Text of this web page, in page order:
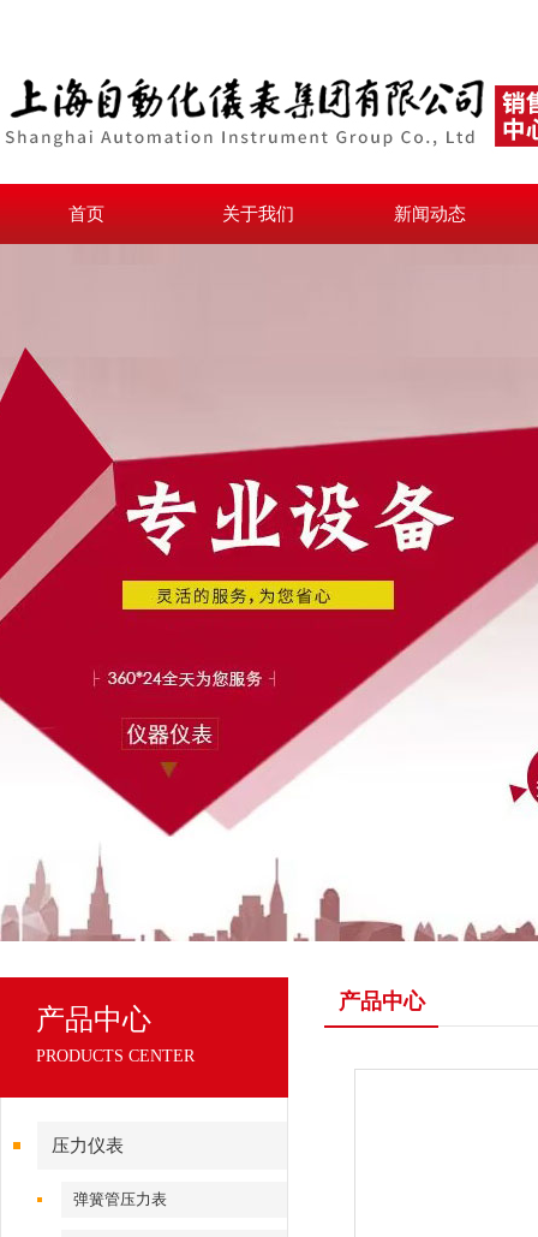
首页 关于我们 新闻动态
产品中心
PRODUCTS CENTER
压力仪表
弹簧管压力表
产品中心